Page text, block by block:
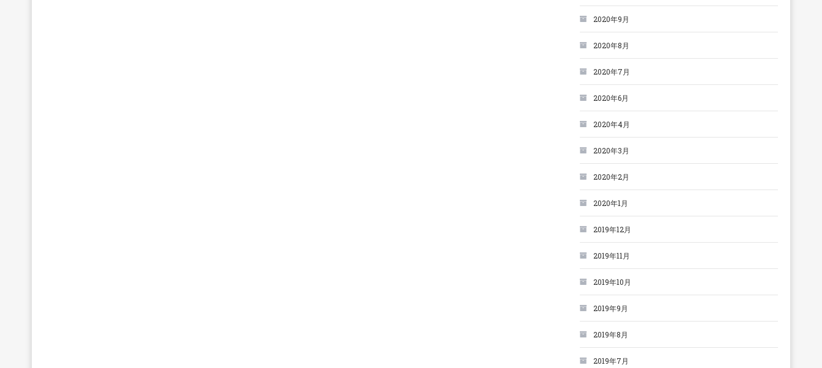
2020年9月
2020年8月
2020年7月
2020年6月
2020年4月
2020年3月
2020年2月
2020年1月
2019年12月
2019年11月
2019年10月
2019年9月
2019年8月
2019年7月